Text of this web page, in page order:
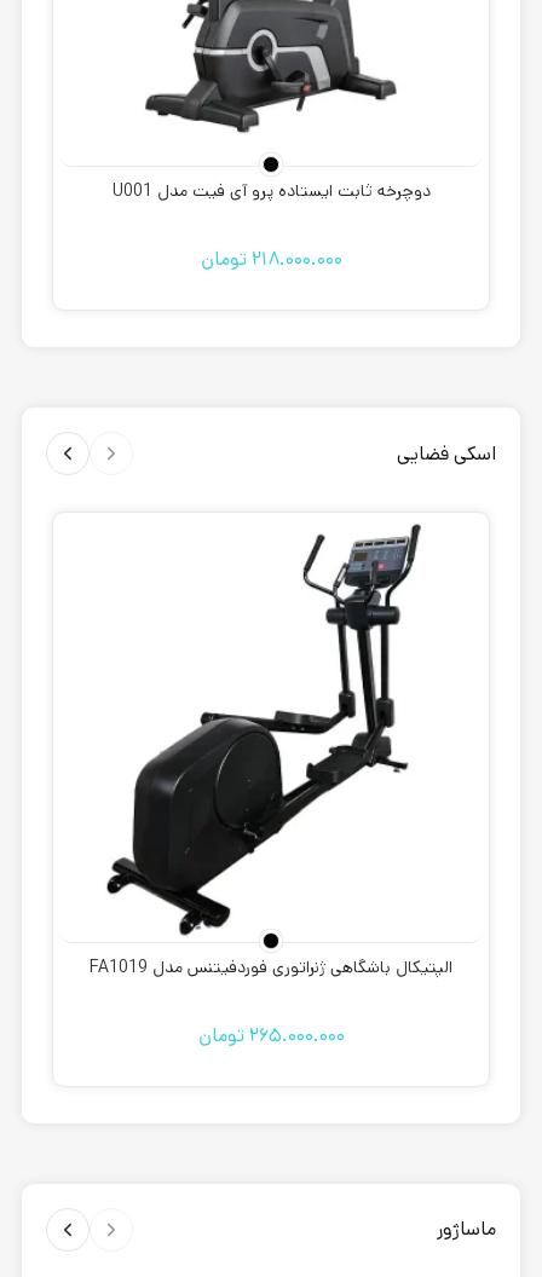
دوچرخه ثابت ایستاده پرو آی فیت مدل U001
218.000.000 تومان
اسکی فضایی
الپتیکال باشگاهی ژنراتوری فوردفیتنس مدل FA1019
265.000.000 تومان
ماساژور